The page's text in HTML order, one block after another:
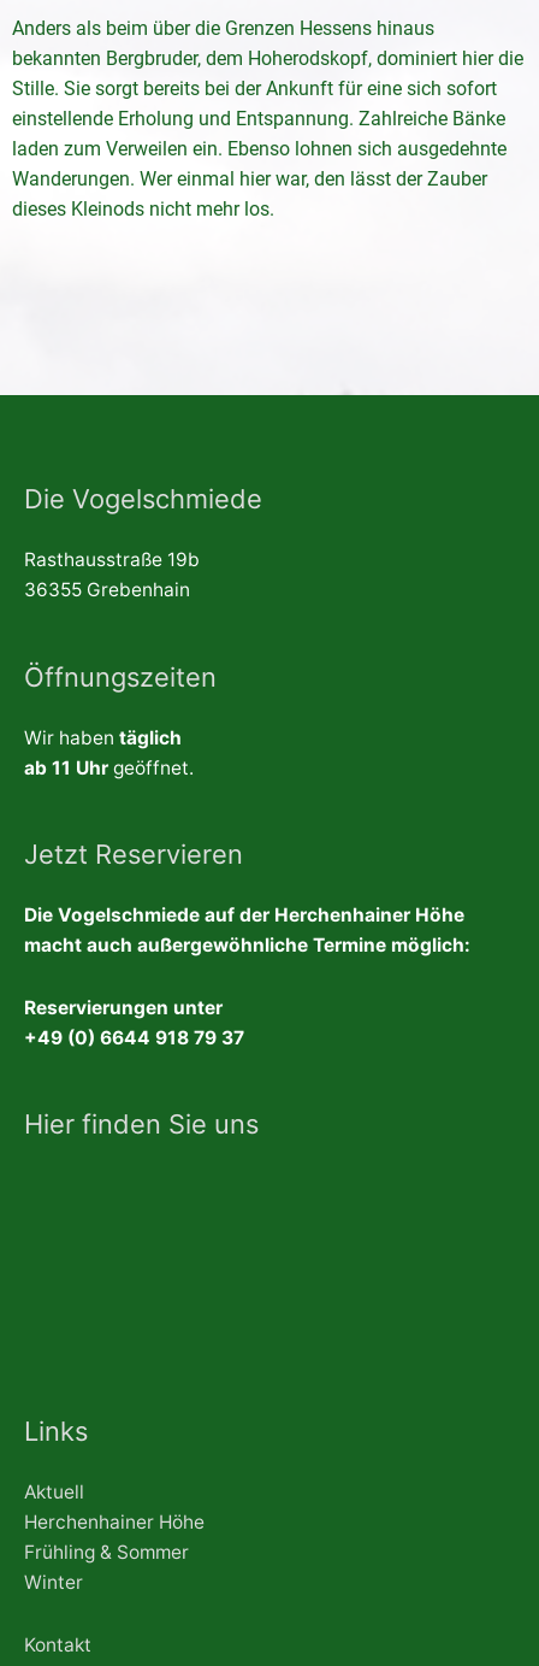
Anders als beim über die Grenzen Hessens hinaus
bekannten Bergbruder, dem Hoherodskopf, dominiert hier die
Stille. Sie sorgt bereits bei der Ankunft für eine sich sofort
einstellende Erholung und Entspannung. Zahlreiche Bänke
laden zum Verweilen ein. Ebenso lohnen sich ausgedehnte
Wanderungen. Wer einmal hier war, den lässt der Zauber
dieses Kleinods nicht mehr los.
Die Vogelschmiede
Rasthausstraße 19b
36355 Grebenhain
Öffnungszeiten
Wir haben täglich
ab 11 Uhr geöffnet.
Jetzt Reservieren
Die Vogelschmiede auf der Herchenhainer Höhe
macht auch außergewöhnliche Termine möglich:
Reservierungen unter
+49 (0) 6644 918 79 37
Hier finden Sie uns
Links
Aktuell
Herchenhainer Höhe
Frühling & Sommer
Winter
Kontakt